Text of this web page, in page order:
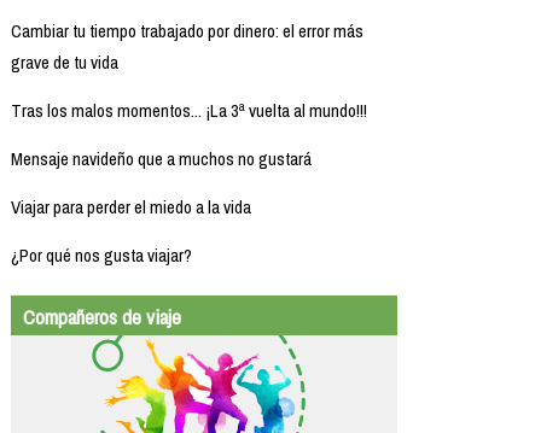
Cambiar tu tiempo trabajado por dinero: el error más
grave de tu vida
Tras los malos momentos... ¡La 3ª vuelta al mundo!!!
Mensaje navideño que a muchos no gustará
Viajar para perder el miedo a la vida
¿Por qué nos gusta viajar?
Compañeros de viaje